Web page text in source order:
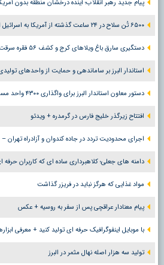
پیام جدید رهبر انقلاب؛ آینده درخشان منطقه بدون
۶۵۰۰ تُن سلاح در ۲۴ ساعت گذشته از آمریکا به اسرائیل ارسال شد
دستگیری سارق باغ ویلاهای کرج و کشف ۵۶ فقره سرقت
استاندار البرز بر ساماندهی و حمایت از واحدهای
دستور معاون استاندار البرز برای واگذاری ۴۳۰۰ واحد مسکونی در اشتهارد
افتتاح زیرگذر خلیج فارس در گرمدره + ویدئو
اجرای محدودیت تردد در جاده کندوان و آزادراه تهران – شمال ؛ ١١
دامنه های جعلی؛ کلاهبرداری ساده ای که کاربران
مواد غذایی که هرگز نباید در فریزر گذاشت
پیام معنادار عراقچی پس از سفر به روسیه + عکس
با موبایل اینفوگرافیک حرفه ای تولید کنید + معرفی
تولید سه هزار اصله نهال مثمر در البرز